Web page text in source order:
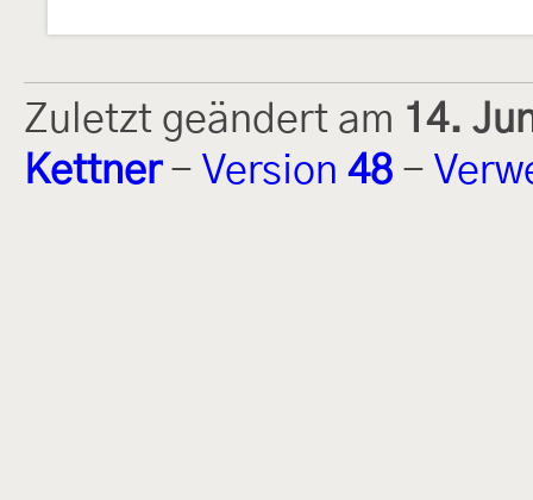
Zuletzt geändert am 14.
Kettner- Version 48 -